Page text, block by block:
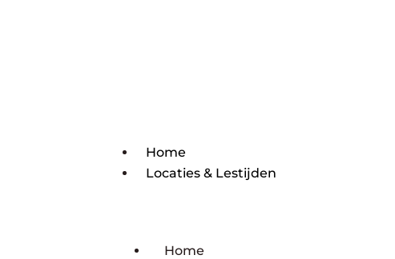
Home
Locaties & Lestijden
Home